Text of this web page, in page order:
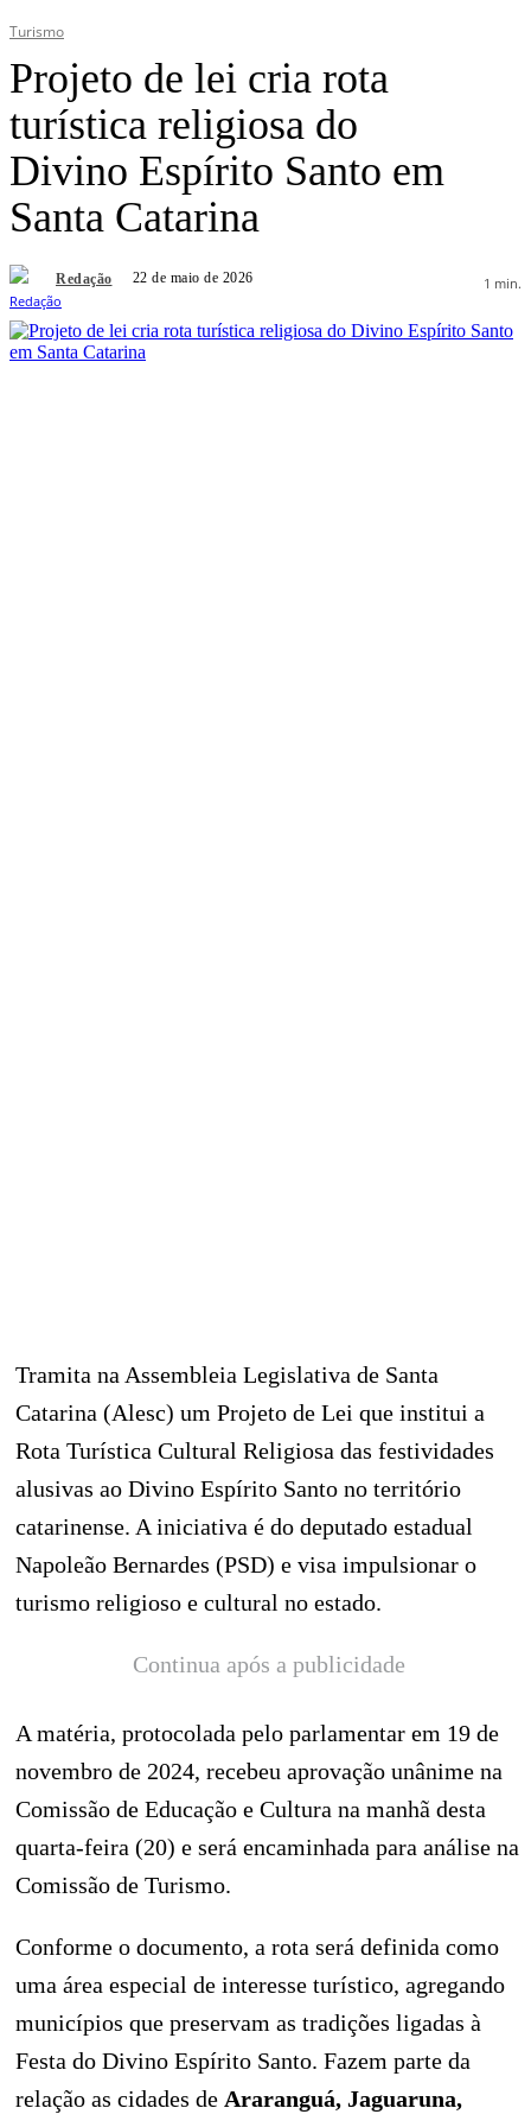
Turismo
Projeto de lei cria rota
turística religiosa do
Divino Espírito Santo em
Santa Catarina
Redação 22 de maio de 2026 1 min.
Tramita na Assembleia Legislativa de Santa
Catarina (Alesc) um Projeto de Lei que institui a
Rota Turística Cultural Religiosa das festividades
alusivas ao Divino Espírito Santo no território
catarinense. A iniciativa é do deputado estadual
Napoleão Bernardes (PSD) e visa impulsionar o
turismo religioso e cultural no estado.
Continua após a publicidade
A matéria, protocolada pelo parlamentar em 19 de
novembro de 2024, recebeu aprovação unânime na
Comissão de Educação e Cultura na manhã desta
quarta-feira (20) e será encaminhada para análise na
Comissão de Turismo.
Conforme o documento, a rota será definida como
uma área especial de interesse turístico, agregando
municípios que preservam as tradições ligadas à
Festa do Divino Espírito Santo. Fazem parte da
relação as cidades de Araranguá, Jaguaruna,